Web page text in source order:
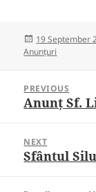
Posted
on
19 September
Anunțuri
navigation
PREVIOUS
Previous
Anunț Sf.
NEXT
Next
Sfântul